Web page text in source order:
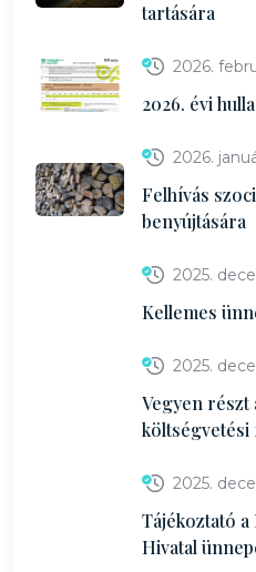
tartására
2026.
2026. évi
2026.
Felhívás
benyújtására
2025.
Kellemes
2025.
Vegyen részt
költségvetési
2025.
Tájékoztató
Hivatal